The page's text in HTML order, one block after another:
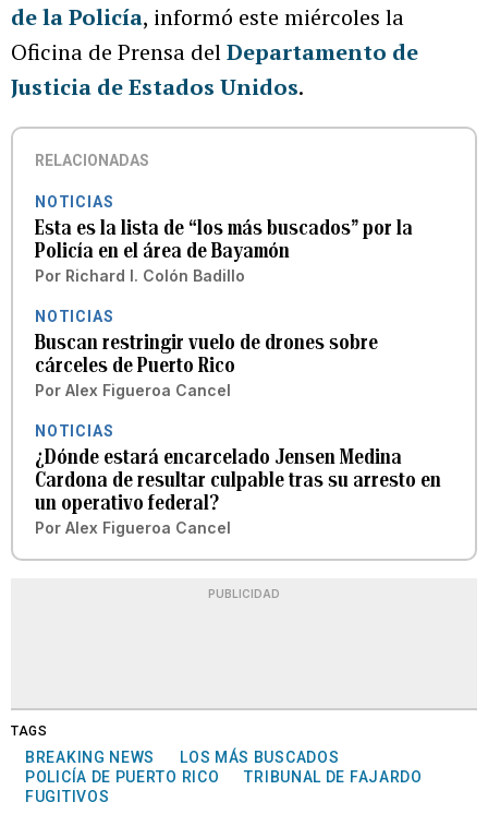
de la Policía, informó este miércoles la
Oficina de Prensa delDepartamento de
Justicia de Estados Unidos.
RELACIONADAS
NOTICIAS
Esta es la lista de “los más buscados” por la
Policía en el área de Bayamón
Por Richard I. Colón Badillo
NOTICIAS
Buscan restringir vuelo de drones sobre
cárceles de Puerto Rico
Por Alex Figueroa Cancel
NOTICIAS
¿Dónde estará encarcelado Jensen Medina
Cardona de resultar culpable tras su arresto en
un operativo federal?
Por Alex Figueroa Cancel
PUBLICIDAD
TAGS
BREAKING NEWS
LOS MÁS BUSCADOS
POLICÍA DE PUERTO RICO
TRIBUNAL DE FAJARDO
FUGITIVOS